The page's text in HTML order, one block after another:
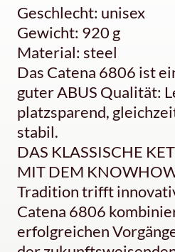
Geschlecht: unisex
Gewicht: 920 g
Material: steel
Das Catena 6806 ist
guter ABUS Qualität:
platzsparend,
stabil.
DAS KLASSISCHE
MIT DEM
Tradition trifft
Catena 6806
erfolgreichen